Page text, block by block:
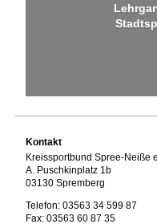
Kontakt
Kreissportbund Spree-Neiße
A. Puschkinplatz 1b
03130 Spremberg
Telefon: 03563 34 599 87
Fax: 03563 60 87 35